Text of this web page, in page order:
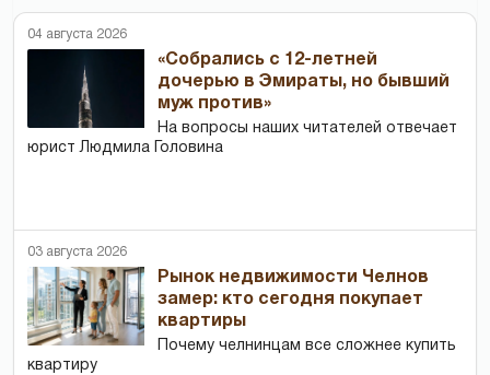
04 августа 2026
«Собрались с 12-летней
дочерью в Эмираты, но бывший
муж против»
На вопросы наших читателей отвечает
юрист Людмила Головина
03 августа 2026
Рынок недвижимости Челнов
замер: кто сегодня покупает
квартиры
Почему челнинцам все сложнее купить
квартиру